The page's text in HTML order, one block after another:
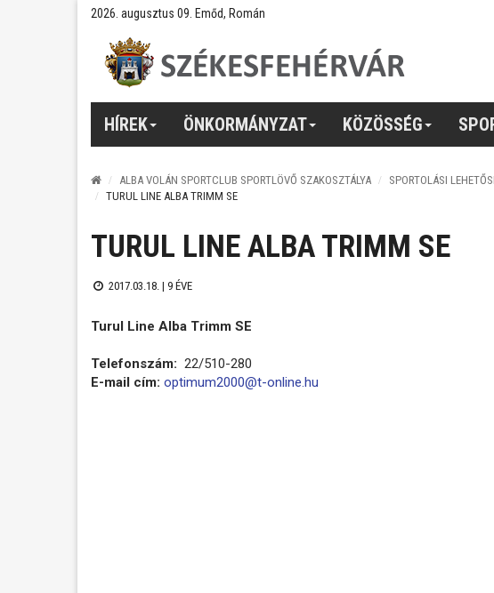
2026. augusztus 09. Emőd, Román
HÍREK ÖNKORMÁNYZAT KÖZÖSSÉG
ALBA VOLÁN SPORTCLUB SPORTLÖVŐ SZAKOSZTÁLYA SPORTOLÁSI
TURUL LINE ALBA TRIMM SE
TURUL LINE ALBA TRIMM SE
2017.03.18. | 9 ÉVE
Turul Line Alba Trimm SE
Telefonszám: 22/510-280
E-mail cím: optimum2000@t-online.hu